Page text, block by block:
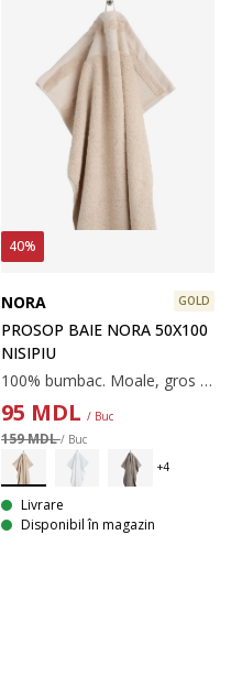
40%
NORA GOLD
PROSOP BAIE NORA 50X100
NISIPIU
100% bumbac. Moale, gros și foarte absorbant. 600 g/m². 50x100 cm
95 MDL / Buc
159 MDL/ Buc
Livrare
Disponibil în magazin